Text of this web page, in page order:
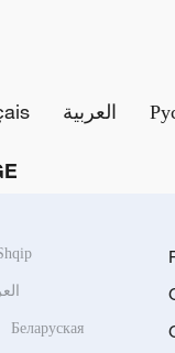
العربية
Беларуская